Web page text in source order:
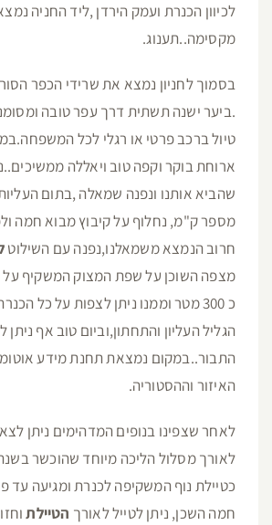
לכיוון הכנרת ועמק הירדן ,ליד החניה
מקסימה..תענוג.
בסמוך לחניון נמצא את שרידי הכפר
.ביער ישנה תשתית דרך עפר טובה
טיול ברכב פרטי או רגלי לכל
ארוחת בוקר וקפה טוב ויאללה
שהביא אותנו ונפנה שמאלה ,בתום
מספר ק"מ, נחלוף על קיבוץ מבוא חמה
חרוב הנמצא משמאלנו,נפנה עם השילוט
מצפה השוכן על שפת המצוק המשקיף על
כ 300 מטר וממנו ניתן לצפות על כל
הגליל העליון והתחתון,וביום טוב אף
התבור..במקום נמצאת תחנת מידע
האיזור וההסטוריה.
לאחר שצפינו בנופים המדהימים ניתן
לאורך מסלול הליכה מיוחד שהוכשר
כטיילת נוף המשקיפה לכנרת ומגיעה עד
חמה השכן, ניתן לטייל לאורך הטיילת